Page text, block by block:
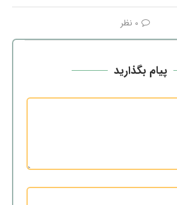
0 نظر
پیام بگذارید